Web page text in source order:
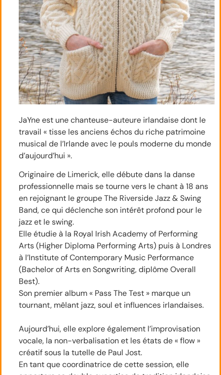
JaYne est une chanteuse-auteure irlandaise dont le
travail « tisse les anciens échos du riche patrimoine
musical de l’Irlande avec le pouls moderne du monde
d’aujourd’hui ».
Originaire de Limerick, elle débute dans la danse
professionnelle mais se tourne vers le chant à 18 ans
en rejoignant le groupe The Riverside Jazz & Swing
Band, ce qui déclenche son intérêt profond pour le
jazz et le swing.
Elle étudie à la Royal Irish Academy of Performing
Arts (Higher Diploma Performing Arts) puis à Londres
à l’Institute of Contemporary Music Performance
(Bachelor of Arts en Songwriting, diplôme Overall
Best).
Son premier album « Pass The Test » marque un
tournant, mêlant jazz, soul et influences irlandaises.
Aujourd’hui, elle explore également l’improvisation
vocale, la non-verbalisation et les états de « flow »
créatif sous la tutelle de Paul Jost.
En tant que coordinatrice de cette session, elle